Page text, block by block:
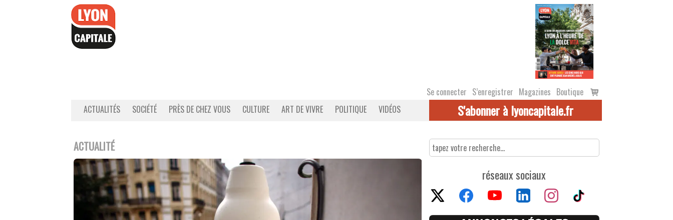
Se connecter S’enregistrer Magazines Boutique
Voir
le
ACTUALITÉS SOCIÉTÉ PRÈS DE CHEZ VOUS CULTURE ART DE VIVRE POLITIQUE VIDÉOS S'abonner à lyoncapitale.fr
ACTUALITÉ
réseaux sociaux